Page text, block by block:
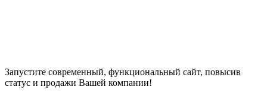
Запустите современный, функциональный сайт, повысив
статус и продажи Вашей компании!